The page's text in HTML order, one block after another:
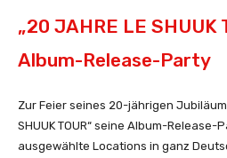
„20 JAHRE LE SHUUK
Album-Release-Party
Zur Feier seines 20-jährigen
SHUUK TOUR“ seine Album-Release-
ausgewählte Locations in ganz